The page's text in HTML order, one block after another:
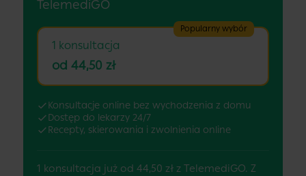
TelemediGO
Popularny wybór
1 konsultacja
od 44,50 zł
Konsultacje online bez wychodzenia z domu
Dostęp do lekarzy 24/7
Recepty, skierowania i zwolnienia online
1 konsultacja już od 44,50 zł z TelemediGO. Z